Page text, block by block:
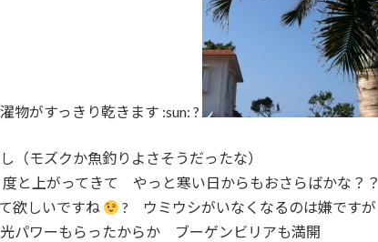
がすっきり乾きます :sun: ?
（モズクか魚釣りよさそうだったな）
度と上がってきて やっと寒い日からもおさらばかな？？
欲しいですね
? ウミウシがいなくなるのは嫌ですが
パワーもらったからか ブーゲンビリアも満開